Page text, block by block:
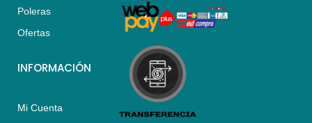
Poleras
Ofertas
INFORMACIÓN
Mi Cuenta
p
a
m
k